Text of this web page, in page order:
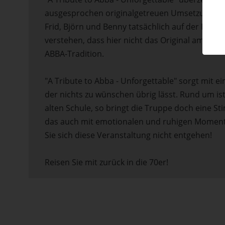
ausgesprochen originalgetreuen Umsetzung.
Frid, Björn und Benny tatsächlich auf der
verstehen, dass hier nicht das Original am
ABBA-Tradition.
"A Tribute to Abba - Unforgettable" sorgt mit
der nichts zu wünschen übrig lässt. Rund um
alten Schule, so bringt die Truppe doch eine
das auch mit emotionalen und ruhigen
Sie sich diese Veranstaltung nicht entgehen!
Reisen Sie mit zurück in die 70er!